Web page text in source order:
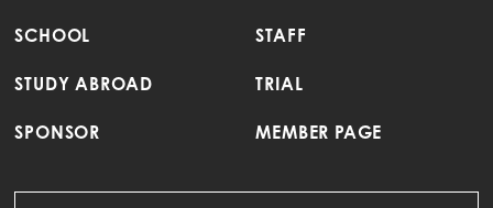
SCHOOL STAFF
STUDY ABROAD TRIAL
SPONSOR MEMBER PAGE